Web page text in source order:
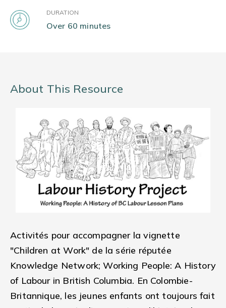
DURATION
Over 60 minutes
About This Resource
Activités pour accompagner la vignette
"Children at Work" de la série réputée
Knowledge Network; Working People: A History
of Labour in British Columbia. En Colombie-
Britannique, les jeunes enfants ont toujours fait